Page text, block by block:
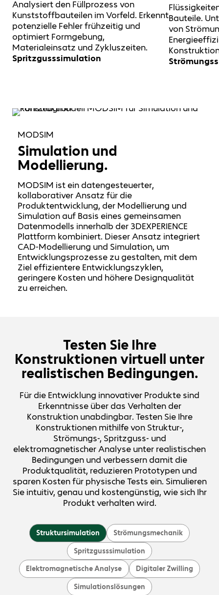
Analysiert den Füllprozess von
Kunststoffbauteilen im Vorfeld. Erkennt
potenzielle Fehler frühzeitig und
optimiert Formgebung,
Materialeinsatz und Zykluszeiten.
Spritzgusssimulation
Bauteile.
von
MODSIM
Simulation und
Modellierung.
MODSIM ist ein datengesteuerter,
kollaborativer Ansatz für die
Produktentwicklung, der Modellierung und
Simulation auf Basis eines gemeinsamen
Datenmodells innerhalb der 3DEXPERIENCE
Plattform kombiniert. Dieser Ansatz integriert
CAD-Modellierung und Simulation, um
Entwicklungsprozesse zu gestalten, mit dem
Ziel effizientere Entwicklungszyklen,
geringere Kosten und höhere Designqualität
zu erreichen.
Testen Sie Ihre
Konstruktionen virtuell unter
realistischen Bedingungen.
Für die Entwicklung innovativer Produkte sind
Erkenntnisse über das Verhalten der
Konstruktion unabdingbar. Testen Sie Ihre
Konstruktionen mithilfe von Struktur-,
Strömungs-, Spritzguss- und
elektromagnetischer Analyse unter realistischen
Bedingungen und verbessern damit die
Produktqualität, reduzieren Prototypen und
sparen Kosten für physische Tests ein. Simulieren
Sie intuitiv, genau und kostengünstig, wie sich Ihr
Produkt verhalten wird.
Struktursimulation Strömungsmechanik
Spritzgusssimulation
Elektromagnetische Analyse Digitaler Zwilling
Simulationslösungen